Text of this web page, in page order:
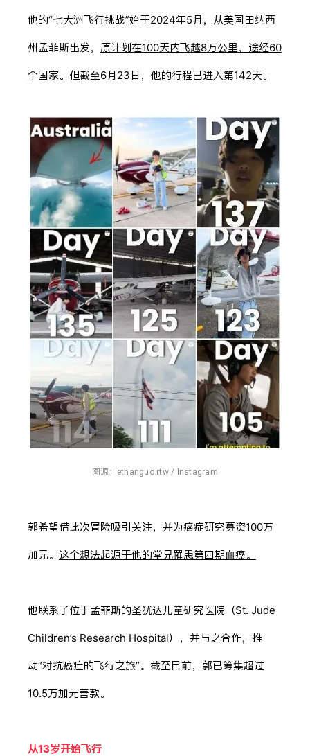
他的“七大洲飞行挑战”始于2024年5月，从美国田纳西
州孟菲斯出发， 原计划在100天内飞越8万公里，途经60
个国家。但截至6月23日，他的行程已进入第142天。
图源： ethanguo.rtw / Instagram
郭希望借此次冒险吸引关注，并为癌症研究募资100万
加元。 这个想法起源于他的堂兄罹患第四期血癌。
他联系了位于孟菲斯的圣犹达儿童研究医院（St. Jude
Children’s Research Hospital），并与之合作，推
动“对抗癌症的飞行之旅”。截至目前，郭已筹集超过
10.5万加元善款。
从13岁开始飞行